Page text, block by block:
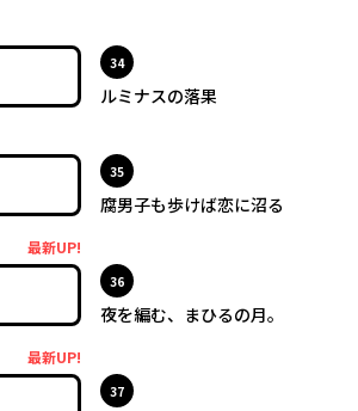
34位
ルミナスの落果
35位
腐男子も歩けば恋に沼る
最新UP!
36位
夜を編む、まひるの月。
最新UP!
37位